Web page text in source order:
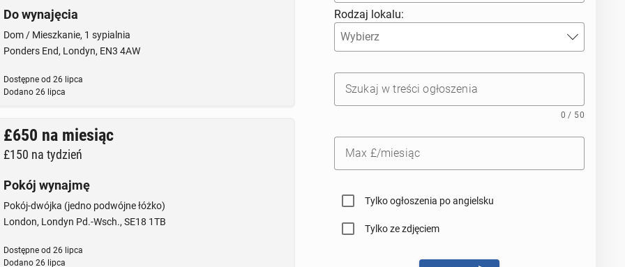
Do wynajęcia
Dom / Mieszkanie, 1 sypialnia
Ponders End, Londyn, EN3 4AW
Dostępne od 26 lipca
Dodano26 lipca
£650 na miesiąc
£150 na tydzień
Pokój wynajmę
Pokój-dwójka (jedno podwójne łóżko)
London, Londyn Pd.-Wsch., SE18 1TB
Dostępne od 26 lipca
Dodano26 lipca
Rodzaj lokalu:
Szukaj w treści ogłoszenia
0 / 50
Max £/miesiąc
Tylko ogłoszenia po angielsku
Tylko ze zdjęciem